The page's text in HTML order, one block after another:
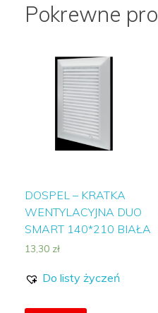
D/O
Pokrewne
DOSPEL – KRATKA
WENTYLACYJNA DUO
SMART 140*210 BIAŁA
13,30 zł
Do listy życzeń